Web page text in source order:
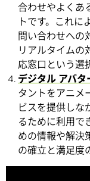
合わせやよくあ
トです。これに
問い合わせへの
リアルタイムの
応窓口という選
デジタル アバタ
タントをアニメ
ビスを提供しな
るために利用で
めの情報や解決
の確立と満足度